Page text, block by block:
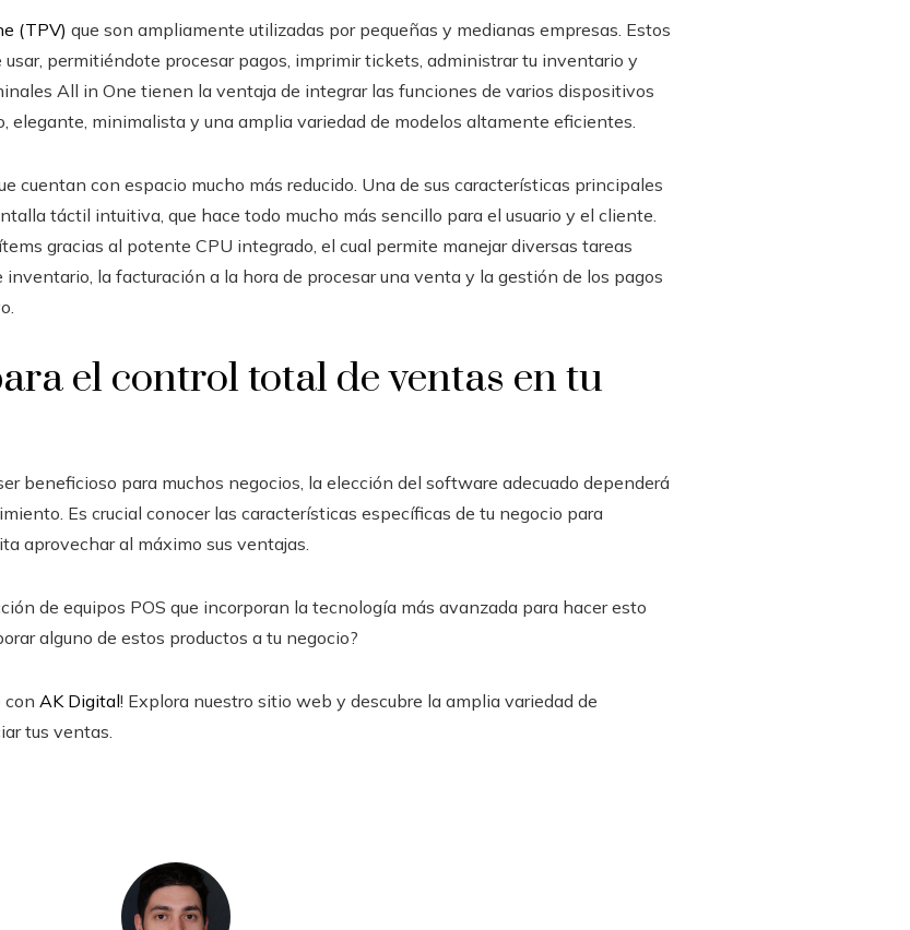
(TPV) que son ampliamente utilizadas por pequeñas y medianas empresas. Estos
permitiéndote procesar pagos, imprimir tickets, administrar tu inventario y
All in One tienen la ventaja de integrar las funciones de varios dispositivos
elegante, minimalista y una amplia variedad de modelos altamente eficientes.
cuentan con espacio mucho más reducido. Una de sus características principales
táctil intuitiva, que hace todo mucho más sencillo para el usuario y el cliente.
gracias al potente CPU integrado, el cual permite manejar diversas tareas
la facturación a la hora de procesar una venta y la gestión de los pagos
el control total de ventas en tu
beneficioso para muchos negocios, la elección del software adecuado dependerá
Es crucial conocer las características específicas de tu negocio para
aprovechar al máximo sus ventajas.
de equipos POS que incorporan la tecnología más avanzada para hacer esto
alguno de estos productos a tu negocio?
con AK Digital! Explora nuestro sitio web y descubre la amplia variedad de
tus ventas.